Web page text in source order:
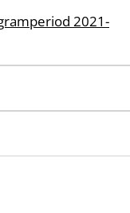
2021-